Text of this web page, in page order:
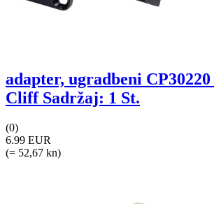
adapter, ugradbeni CP30220
Cliff Sadržaj: 1 St.
(0)
6.99 EUR
(= 52,67 kn)